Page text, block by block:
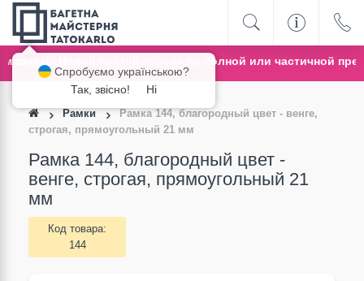
Новой почтой только по полной или частичной
Рамки
Рамка 144, благородный цвет - венге,
строгая, прямоугольный 21 мм
Рамка 144, благородный цвет -
венге, строгая, прямоугольный 21
мм
Код товара:
144
Спробуємо українською?
Так, звісно!
Ні